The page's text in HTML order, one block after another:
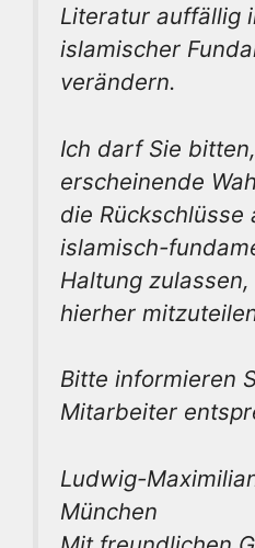
Literatur auffällig
islamischer
verändern.
Ich darf Sie
erscheinende
die Rückschlüsse
islamisch-
Haltung
hierher
Bitte informieren
Mitarbeiter
Ludwig-
München